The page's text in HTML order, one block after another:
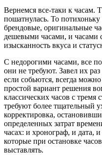
Вернемся все-таки к часам.
пошатнулась. То
брендовые, оригинальные
дешевыми часами, и часами
изысканность вкуса и
С недорогими часами, все
они не требуют. Завел их
если собьются, всегда
простой вариант решения
классических часов с тремя
требуют более тщательный
корректировка,
определенных затрат
часах: и хронограф, и дата,
которые при остановке
выставлять.